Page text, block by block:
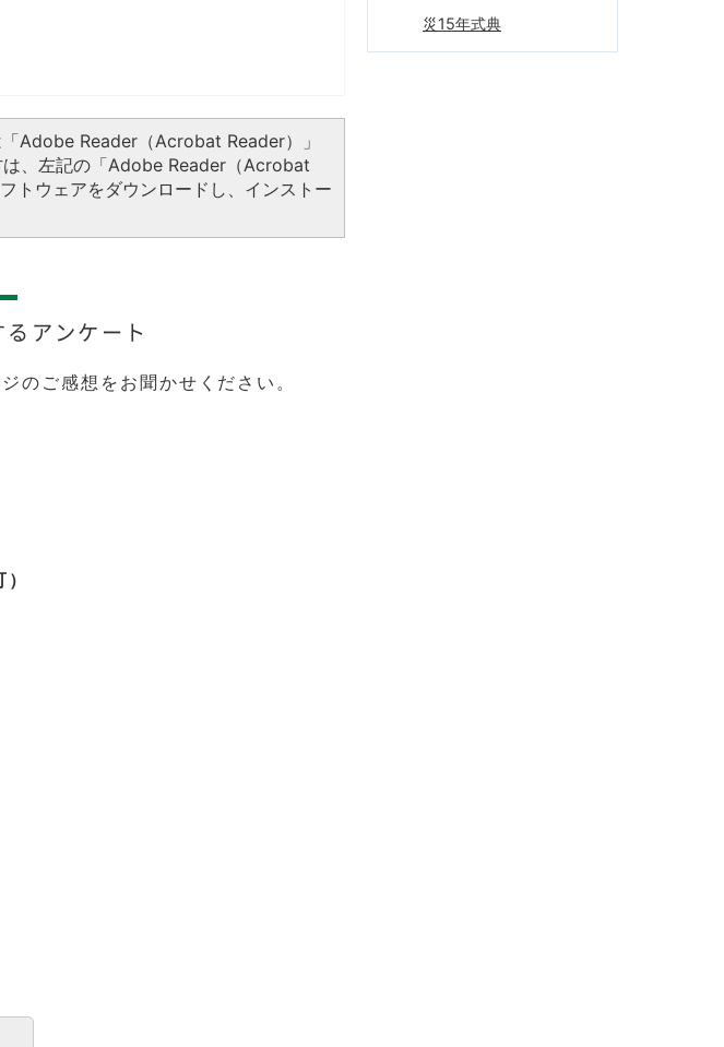
Adobe Reader（Acrobat Reader）」
、左記の「Adobe Reader（Acrobat
トウェアをダウンロードし、インストー
アンケート
のご感想をお聞かせください。
災15年式典